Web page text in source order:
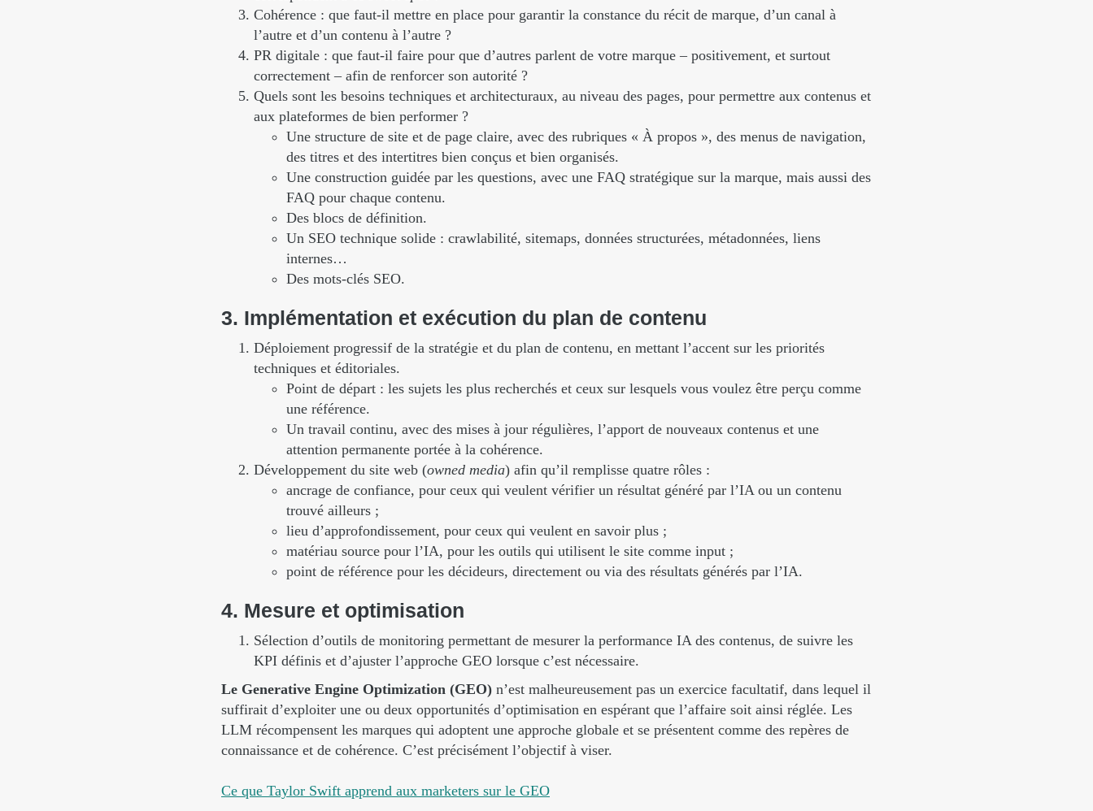
Cohérence : que faut-il mettre en place pour garantir la constance du récit de marque, d’un canal à
l’autre et d’un contenu à l’autre ?
PR digitale : que faut-il faire pour que d’autres parlent de votre marque – positivement, et surtout
correctement – afin de renforcer son autorité ?
Quels sont les besoins techniques et architecturaux, au niveau des pages, pour permettre aux contenus et
aux plateformes de bien performer ?
Une structure de site et de page claire, avec des rubriques « À propos », des menus de navigation,
des titres et des intertitres bien conçus et bien organisés.
Une construction guidée par les questions, avec une FAQ stratégique sur la marque, mais aussi des
FAQ pour chaque contenu.
Des blocs de définition.
Un SEO technique solide : crawlabilité, sitemaps, données structurées, métadonnées, liens
internes…
Des mots-clés SEO.
3. Implémentation et exécution du plan de contenu
Déploiement progressif de la stratégie et du plan de contenu, en mettant l’accent sur les priorités
techniques et éditoriales.
Point de départ : les sujets les plus recherchés et ceux sur lesquels vous voulez être perçu comme
une référence.
Un travail continu, avec des mises à jour régulières, l’apport de nouveaux contenus et une
attention permanente portée à la cohérence.
Développement du site web (owned media) afin qu’il remplisse quatre rôles :
ancrage de confiance, pour ceux qui veulent vérifier un résultat généré par l’IA ou un contenu
trouvé ailleurs ;
lieu d’approfondissement, pour ceux qui veulent en savoir plus ;
matériau source pour l’IA, pour les outils qui utilisent le site comme input ;
point de référence pour les décideurs, directement ou via des résultats générés par l’IA.
4. Mesure et optimisation
Sélection d’outils de monitoring permettant de mesurer la performance IA des contenus, de suivre les
KPI définis et d’ajuster l’approche GEO lorsque c’est nécessaire.
Le Generative Engine Optimization (GEO) n’est malheureusement pas un exercice facultatif, dans lequel il
suffirait d’exploiter une ou deux opportunités d’optimisation en espérant que l’affaire soit ainsi réglée. Les
LLM récompensent les marques qui adoptent une approche globale et se présentent comme des repères de
connaissance et de cohérence. C’est précisément l’objectif à viser.
Ce que Taylor Swift apprend aux marketers sur le GEO